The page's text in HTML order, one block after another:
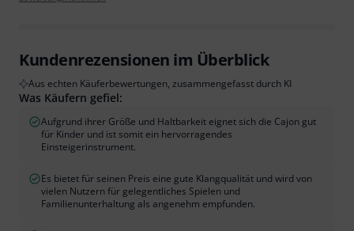
Kundenrezensionen im Überblick
Aus echten Käuferbewertungen, zusammengefasst durch KI
Was Käufern gefiel:
Aufgrund ihrer Größe und Haltbarkeit eignet sich die Cajon gut
für Kinder und ist somit ein hervorragendes
Einsteigerinstrument.
Es bietet für seinen Preis eine gute Klangqualität und wird von
vielen Nutzern für gelegentliches Spielen und
Familienunterhaltung als angenehm empfunden.